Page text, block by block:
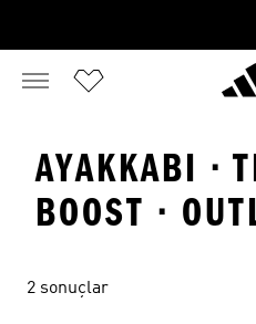
AYAKKABI ·
BOOST ·
2 sonuçlar